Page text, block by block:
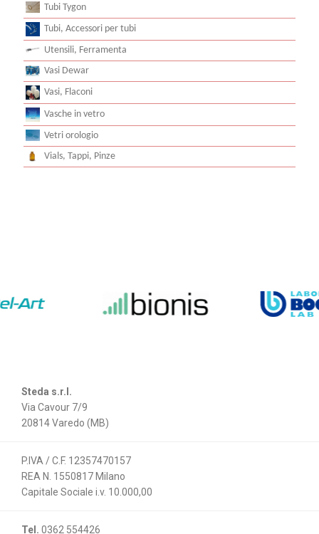
Tubi Tygon
Tubi, Accessori per tubi
Utensili, Ferramenta
Vasi Dewar
Vasi, Flaconi
Vasche in vetro
Vetri orologio
Vials, Tappi, Pinze
Steda s.r.l.
Via Cavour 7/9
20814 Varedo (MB)
P.IVA / C.F. 12357470157
REA N. 1550817 Milano
Capitale Sociale i.v. 10.000,00
Tel. 0362 554426